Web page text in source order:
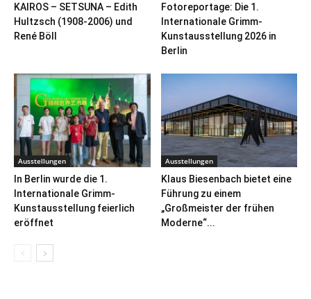
KAIROS – SETSUNA – Edith
Hultzsch (1908-2006) und
René Böll
Fotoreportage: Die 1.
Internationale Grimm-
Kunstausstellung 2026 in
Berlin
Ausstellungen
In Berlin wurde die 1.
Internationale Grimm-
Kunstausstellung feierlich
eröffnet
Ausstellungen
Klaus Biesenbach bietet eine
Führung zu einem
„Großmeister der frühen
Moderne“...